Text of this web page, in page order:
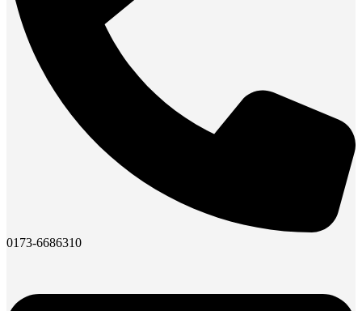
0173-6686310